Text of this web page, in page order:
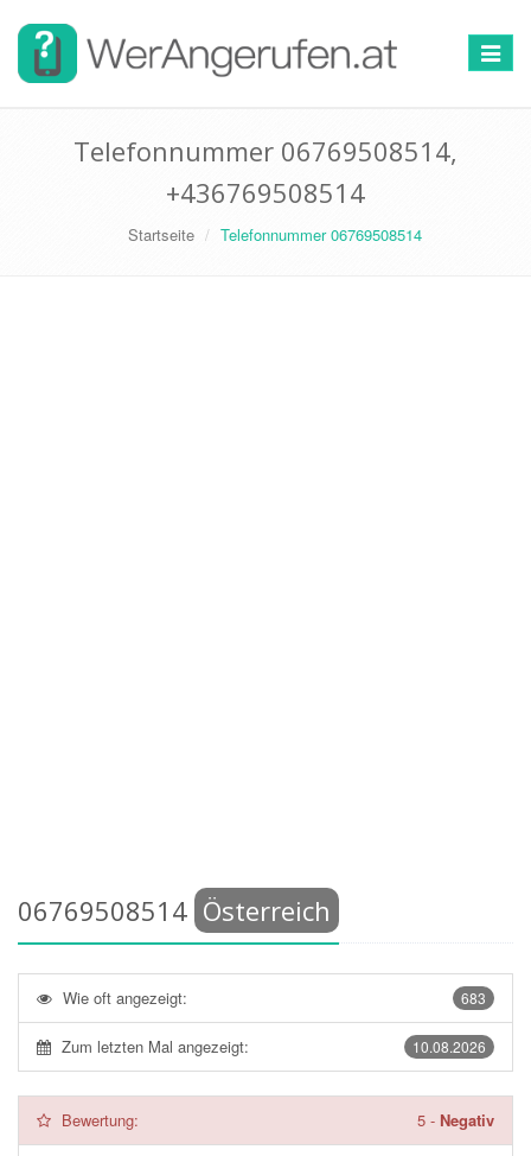
Toggle
Telefonnummer 06769508514,
+436769508514
Startseite Telefonnummer 06769508514
06769508514 Österreich
683
Wie oft angezeigt:
10.08.2026
Zum letzten Mal angezeigt:
Bewertung: 5 - Negativ